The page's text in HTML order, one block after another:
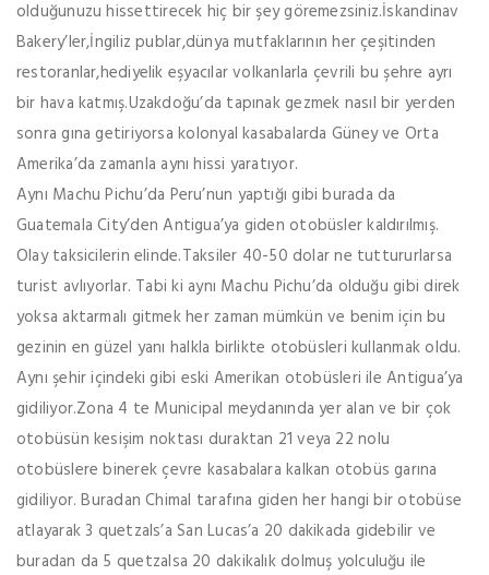
olduğunuzu hissettirecek hiç bir şey göremezsiniz.İskandinav
Bakery’ler,İngiliz publar,dünya mutfaklarının her çeşitinden
restoranlar,hediyelik eşyacılar volkanlarla çevrili bu şehre ayrı
bir hava katmış.Uzakdoğu’da tapınak gezmek nasıl bir yerden
sonra gına getiriyorsa kolonyal kasabalarda Güney ve Orta
Amerika’da zamanla aynı hissi yaratıyor.
Aynı Machu Pichu’da Peru’nun yaptığı gibi burada da
Guatemala City’den Antigua’ya giden otobüsler kaldırılmış.
Olay taksicilerin elinde.Taksiler 40-50 dolar ne tuttururlarsa
turist avlıyorlar. Tabi ki aynı Machu Pichu’da olduğu gibi direk
yoksa aktarmalı gitmek her zaman mümkün ve benim için bu
gezinin en güzel yanı halkla birlikte otobüsleri kullanmak oldu.
Aynı şehir içindeki gibi eski Amerikan otobüsleri ile Antigua’ya
gidiliyor.Zona 4 te Municipal meydanında yer alan ve bir çok
otobüsün kesişim noktası duraktan 21 veya 22 nolu
otobüslere binerek çevre kasabalara kalkan otobüs garına
gidiliyor. Buradan Chimal tarafına giden her hangi bir otobüse
atlayarak 3 quetzals’a San Lucas’a 20 dakikada gidebilir ve
buradan da 5 quetzalsa 20 dakikalık dolmuş yolculuğu ile